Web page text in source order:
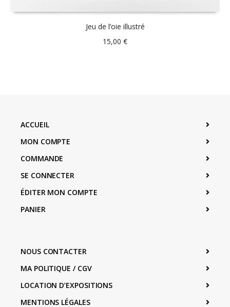
Jeu de l’oie illustré
15,00 €
ACCUEIL
MON COMPTE
COMMANDE
SE CONNECTER
ÉDITER MON COMPTE
PANIER
NOUS CONTACTER
MA POLITIQUE / CGV
LOCATION D’EXPOSITIONS
MENTIONS LÉGALES